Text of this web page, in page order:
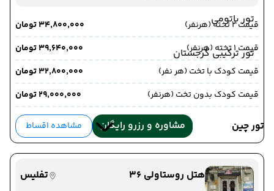
تور باتومی
تور ترکیبی گرجستان
تور چین
قیمت 2 تخته (هرنفر)
۳۴٬۸۰۰٬۰۰۰ تومان
قیمت 1 تخته (هرنفر)
۳۹٬۶۴۰٬۰۰۰ تومان
قیمت کودک با تخت (هر نفر)
۳۲٬۸۰۰٬۰۰۰ تومان
قیمت کودک بدون تخت (هرنفر)
۲۹٬۰۰۰٬۰۰۰ تومان
مشاوره و رزرو رایگان مشاهده اقساط
هتل روستاولی 36
تفلیس